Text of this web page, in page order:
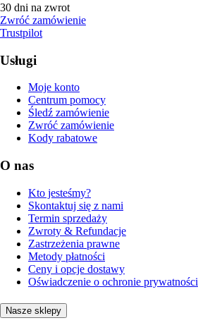
30 dni na zwrot
Zwróć zamówienie
Trustpilot
Usługi
Moje konto
Centrum pomocy
Śledź zamówienie
Zwróć zamówienie
Kody rabatowe
O nas
Kto jesteśmy?
Skontaktuj się z nami
Termin sprzedaży
Zwroty & Refundacje
Zastrzeżenia prawne
Metody płatności
Ceny i opcje dostawy
Oświadczenie o ochronie prywatności
Nasze sklepy